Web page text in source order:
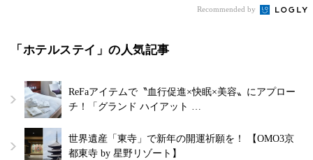
Recommended by
「ホテルステイ」の人気記事
ReFaアイテムで〝血行促進×快眠×美容〟にアプロー
チ！「グランド ハイアット …
世界遺産「東寺」で新年の開運祈願を！ 【OMO3京
都東寺 by 星野リゾート】